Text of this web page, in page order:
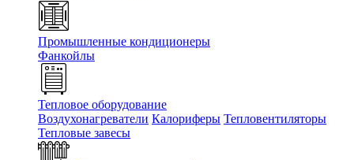
Промышленные кондиционеры
Фанкойлы
Тепловое оборудование
Воздухонагреватели Калориферы Тепловентиляторы
Тепловые завесы